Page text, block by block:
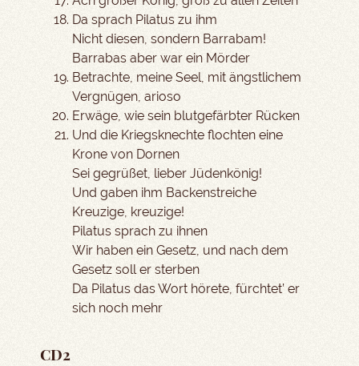
Da sprach Pilatus zu ihm
Nicht diesen, sondern Barrabam!
Barrabas aber war ein Mörder
Betrachte, meine Seel, mit ängstlichem
Vergnügen, arioso
Erwäge, wie sein blutgefärbter Rücken
Und die Kriegsknechte flochten eine
Krone von Dornen
Sei gegrüßet, lieber Jüdenkönig!
Und gaben ihm Backenstreiche
Kreuzige, kreuzige!
Pilatus sprach zu ihnen
Wir haben ein Gesetz, und nach dem
Gesetz soll er sterben
Da Pilatus das Wort hörete, fürchtet’ er
sich noch mehr
CD2